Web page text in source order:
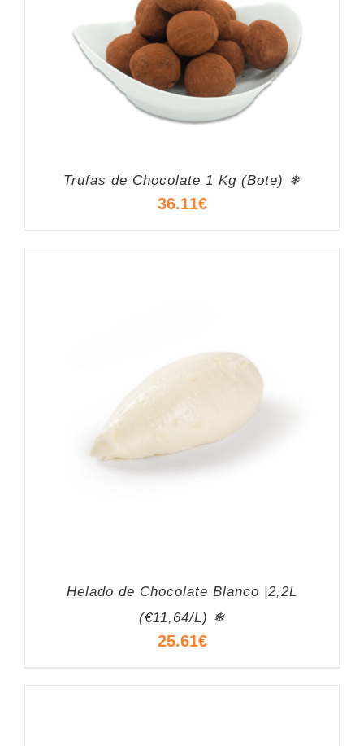
Trufas de Chocolate 1 Kg (Bote) ❄
36.11€
Helado de Chocolate Blanco |2,2L
(€11,64/L) ❄
25.61€